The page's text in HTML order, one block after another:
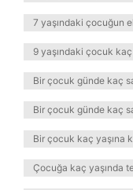
7 yaşındaki çocuğun
9 yaşındaki çocuk
Bir çocuk günde kaç
Bir çocuk günde kaç
Bir çocuk kaç yaşına
Çocuğa kaç yaşında